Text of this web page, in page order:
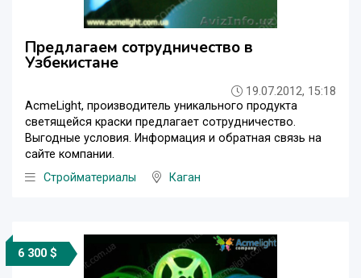
Предлагаем сотрудничество в
Узбекистане
19.07.2012, 15:18
AcmeLight, производитель уникального продукта
светящейся краски предлагает сотрудничество.
Выгодные условия. Информация и обратная связь на
сайте компании.
Стройматериалы
Каган
6 300 $